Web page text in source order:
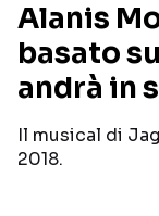
RECENSIONI
INTERVISTE
GOSSIP E
Alanis
basato
andrà in
Il musical di
2018.